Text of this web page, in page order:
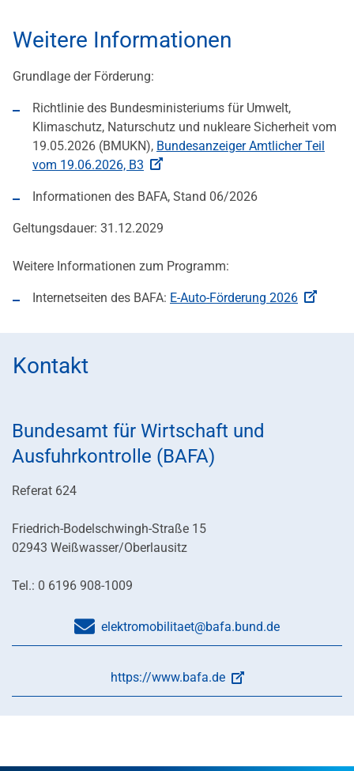
Weitere Informationen
Grundlage der Förderung:
Richtlinie des Bundesministeriums für Umwelt,
Klimaschutz, Naturschutz und nukleare Sicherheit vom
19.05.2026 (BMUKN), Bundesanzeiger Amtlicher Teil
vom 19.06.2026, B3
Informationen des BAFA, Stand 06/2026
Geltungsdauer: 31.12.2029
Weitere Informationen zum Programm:
Internetseiten des BAFA: E-Auto-Förderung 2026
Kontakt
Bundesamt für Wirtschaft und
Ausfuhrkontrolle (BAFA)
Referat 624
Friedrich-Bodelschwingh-Straße 15
02943 Weißwasser/Oberlausitz
Tel.: 0 6196 908-1009
elektromobilitaet@bafa.bund.de
https://www.bafa.de